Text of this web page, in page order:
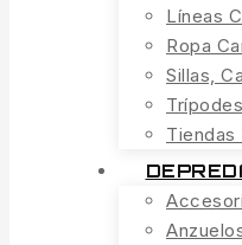
Líneas
Ropa
Sillas,
Tiendas